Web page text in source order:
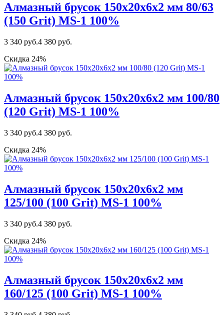
Алмазный брусок 150х20х6х2 мм 80/63
(150 Grit) MS-1 100%
3 340 руб.4 380 руб.
Скидка 24%
Алмазный брусок 150х20х6х2 мм 100/80
(120 Grit) MS-1 100%
3 340 руб.4 380 руб.
Скидка 24%
Алмазный брусок 150х20х6х2 мм
125/100 (100 Grit) MS-1 100%
3 340 руб.4 380 руб.
Скидка 24%
Алмазный брусок 150х20х6х2 мм
160/125 (100 Grit) MS-1 100%